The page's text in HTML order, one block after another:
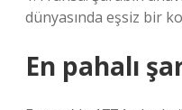
dünyasında eşsiz bir
En pahalı